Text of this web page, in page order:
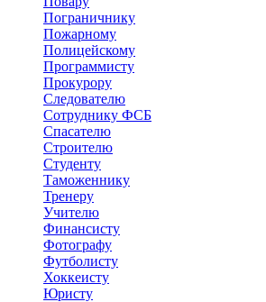
Пограничнику
Пожарному
Полицейскому
Программисту
Прокурору
Следователю
Сотруднику ФСБ
Спасателю
Строителю
Студенту
Таможеннику
Тренеру
Учителю
Финансисту
Фотографу
Футболисту
Хоккеисту
Юристу